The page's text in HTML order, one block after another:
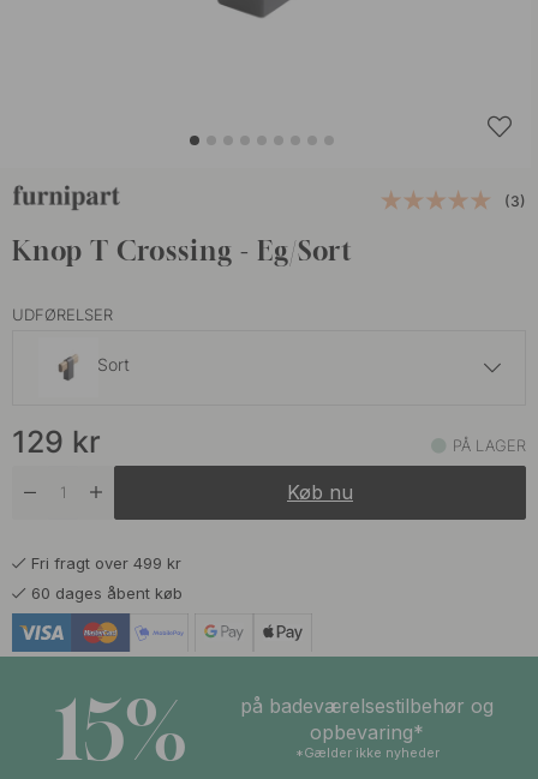
(3)
Knop T Crossing - Eg/Sort
UDFØRELSER
Sort
Sort På lager
129 kr PÅ LAGER
Køb nu
Fri fragt over 499 kr
60 dages åbent køb
15%
på badeværelsestilbehør og
opbevaring*
*Gælder ikke nyheder